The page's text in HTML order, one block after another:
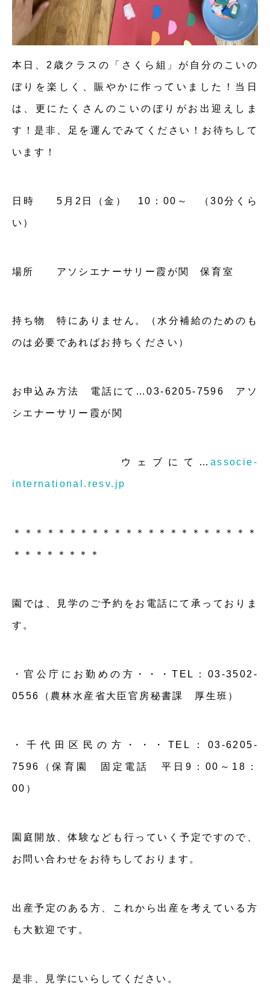
本日、2歳クラスの「さくら組」が自分のこいの
ぼりを楽しく、賑やかに作っていました！当日
は、更にたくさんのこいのぼりがお出迎えしま
す！是非、足を運んでみてください！お待ちして
います！
日時 5月2日（金） 10：00～ （30分くら
い）
場所 アソシエナーサリー霞が関 保育室
持ち物 特にありません。（水分補給のためのも
のは必要であればお持ちください）
お申込み方法 電話にて…03-6205-7596 アソ
シエナーサリー霞が関
ウェブにて… associe-
international.resv.jp
＊＊＊＊＊＊＊＊＊＊＊＊＊＊＊＊＊＊＊＊＊＊
＊＊＊＊＊＊＊＊
園では、見学のご予約をお電話にて承っておりま
す。
・官公庁にお勤めの方・・・TEL：03-3502-
0556（農林水産省大臣官房秘書課 厚生班）
・千代田区民の方・・・TEL：03-6205-
7596（保育園 固定電話 平日9：00～18：
00）
園庭開放、体験なども行っていく予定ですので、
お問い合わせをお待ちしております。
出産予定のある方、これから出産を考えている方
も大歓迎です。
是非、見学にいらしてください。